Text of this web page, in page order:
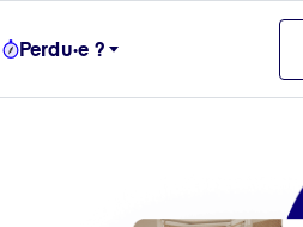
Perdu·e ?